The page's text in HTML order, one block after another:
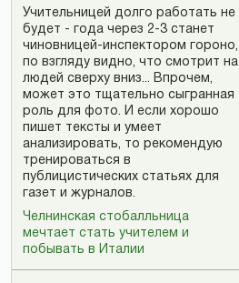
Учительницей долго работать не
будет - года через 2-3 станет
чиновницей-инспектором гороно,
по взгляду видно, что смотрит на
людей сверху вниз... Впрочем,
может это тщательно сыгранная
роль для фото. И если хорошо
пишет тексты и умеет
анализировать, то рекомендую
тренироваться в
публицистических статьях для
газет и журналов.
Челнинская стобалльница
мечтает стать учителем и
побывать в Италии